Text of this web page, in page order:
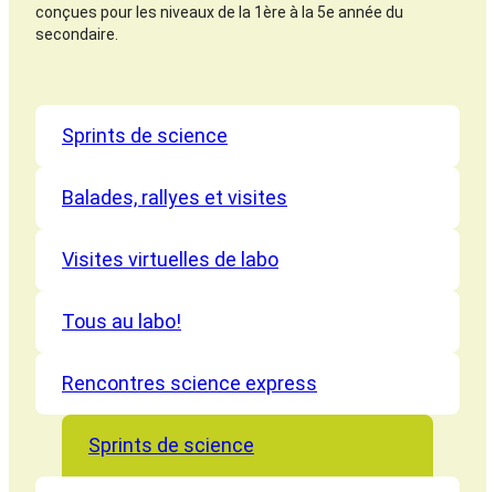
conçues pour les niveaux de la 1ère à la 5e année du
secondaire.
Sprints de science
Balades, rallyes et visites
Visites virtuelles de labo
Tous au labo!
Rencontres science express
Sprints de science